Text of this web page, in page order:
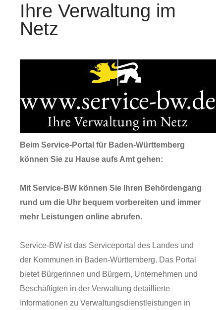
Ihre Verwaltung im
Netz
Beim Service-Portal für Baden-Württemberg
können Sie zu Hause aufs Amt gehen:
Mit Service-BW können Sie Ihren Behördengang
rund um die Uhr bequem vorbereiten und immer
mehr Leistungen online abrufen.
Service-BW ist das Serviceportal des Landes und
der Kommunen in Baden-Württemberg. Das Portal
bietet Bürgerinnen und Bürgern, Unternehmen und
Beschäftigten in der Verwaltung detaillierte
Informationen zu Verwaltungsdienstleistungen in